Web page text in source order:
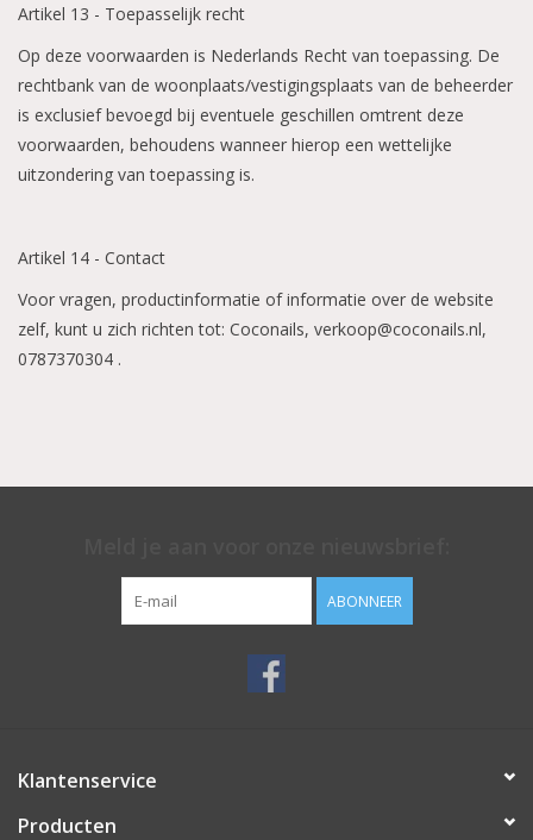
Artikel 13 - Toepasselijk recht
Op deze voorwaarden is Nederlands Recht van toepassing. De
rechtbank van de woonplaats/vestigingsplaats van de beheerder
is exclusief bevoegd bij eventuele geschillen omtrent deze
voorwaarden, behoudens wanneer hierop een wettelijke
uitzondering van toepassing is.
Artikel 14 - Contact
Voor vragen, productinformatie of informatie over de website
zelf, kunt u zich richten tot: Coconails, verkoop@coconails.nl,
0787370304 .
ABONNEER
Klantenservice
Producten